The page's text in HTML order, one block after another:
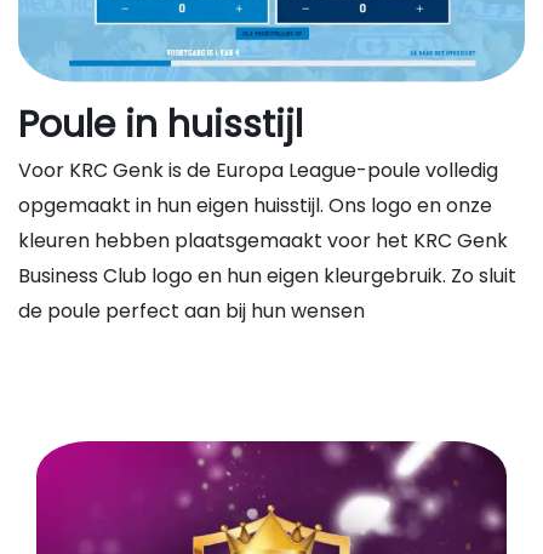
Poule in huisstijl
Voor KRC Genk is de Europa League-poule volledig
opgemaakt in hun eigen huisstijl. Ons logo en onze
kleuren hebben plaatsgemaakt voor het KRC Genk
Business Club logo en hun eigen kleurgebruik. Zo sluit
de poule perfect aan bij hun wensen